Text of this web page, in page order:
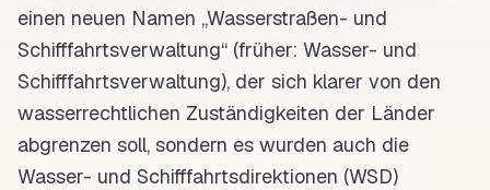
einen neuen Namen „Wasserstraßen- und
Schifffahrtsverwaltung“ (früher: Wasser- und
Schifffahrtsverwaltung), der sich klarer von den
wasserrechtlichen Zuständigkeiten der Länder
abgrenzen soll, sondern es wurden auch die
Wasser- und Schifffahrtsdirektionen (WSD)